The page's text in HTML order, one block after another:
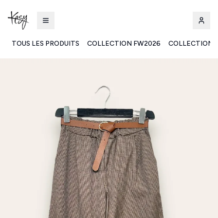
TOUS LES PRODUITS COLLECTION FW2026 COLLECTION